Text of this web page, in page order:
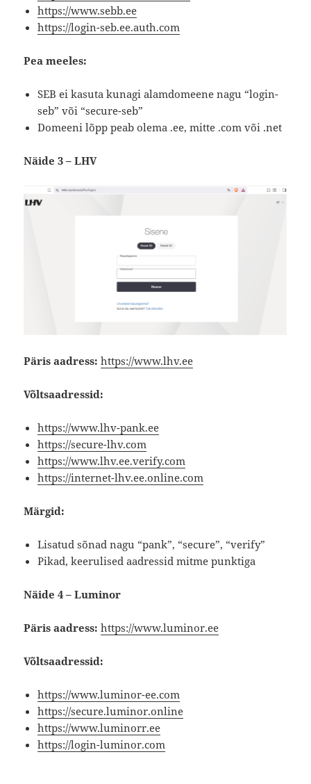
https://www.sebb.ee
https://login-seb.ee.auth.com
Pea meeles:
SEB ei kasuta kunagi alamdomeene nagu “login-
seb” või “secure-seb”
Domeeni lõpp peab olema .ee, mitte .com või .net
Näide 3 – LHV
Päris aadress: https://www.lhv.ee
Võltsaadressid:
https://www.lhv-pank.ee
https://secure-lhv.com
https://www.lhv.ee.verify.com
https://internet-lhv.ee.online.com
Märgid:
Lisatud sõnad nagu “pank”, “secure”, “verify”
Pikad, keerulised aadressid mitme punktiga
Näide 4 – Luminor
Päris aadress: https://www.luminor.ee
Võltsaadressid:
https://www.luminor-ee.com
https://secure.luminor.online
https://www.luminorr.ee
https://login-luminor.com